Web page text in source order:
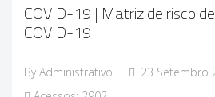
COVID-19 | Matriz de risco
COVID-19
ByAdministrativo
23 Setembro